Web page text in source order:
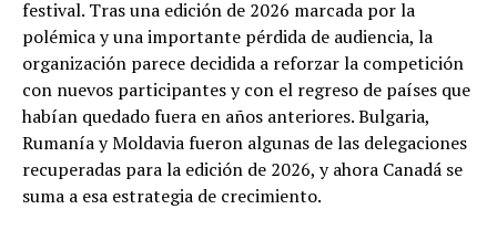
festival. Tras una edición de 2026 marcada por la
polémica y una importante pérdida de audiencia, la
organización parece decidida a reforzar la competición
con nuevos participantes y con el regreso de países que
habían quedado fuera en años anteriores. Bulgaria,
Rumanía y Moldavia fueron algunas de las delegaciones
recuperadas para la edición de 2026, y ahora Canadá se
suma a esa estrategia de crecimiento.